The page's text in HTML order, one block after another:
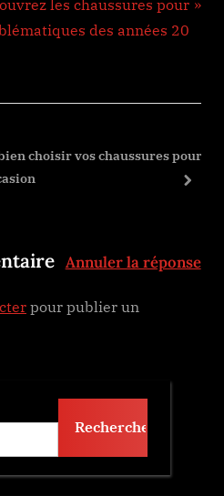
les chaussures pour
des années 20
choisir vos chaussures pour
next
Annuler la réponse
pour publier un